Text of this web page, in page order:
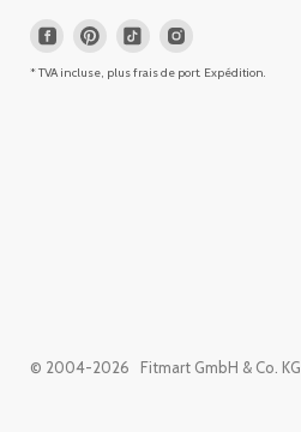
* TVA incluse, plus frais de port. Expédition.
© 2004-2026 Fitmart GmbH & Co. KG